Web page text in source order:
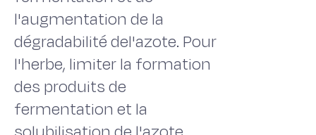
l'augmentation de la
dégradabilité del'azote. Pour
l'herbe, limiter la formation
des produits de
fermentation et la